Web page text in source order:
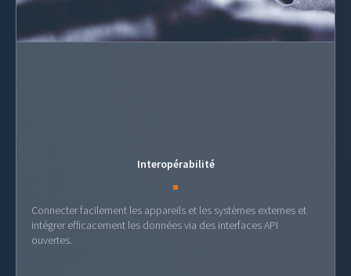
Interopérabilité
Connecter facilement les appareils et les systèmes externes et
intégrer efficacement les données via des interfaces API
ouvertes.